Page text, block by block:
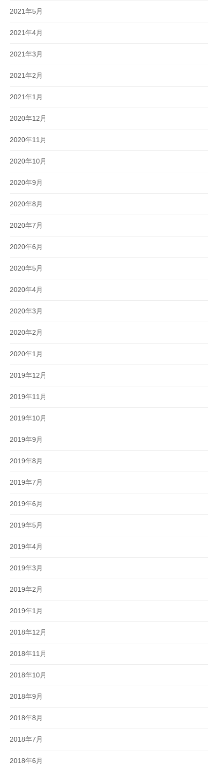
2021年5月
2021年4月
2021年3月
2021年2月
2021年1月
2020年12月
2020年11月
2020年10月
2020年9月
2020年8月
2020年7月
2020年6月
2020年5月
2020年4月
2020年3月
2020年2月
2020年1月
2019年12月
2019年11月
2019年10月
2019年9月
2019年8月
2019年7月
2019年6月
2019年5月
2019年4月
2019年3月
2019年2月
2019年1月
2018年12月
2018年11月
2018年10月
2018年9月
2018年8月
2018年7月
2018年6月